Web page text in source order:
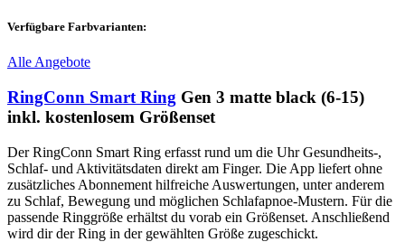
Verfügbare Farbvarianten:
Alle Angebote
RingConn Smart Ring Gen 3 matte black (6-15)
inkl. kostenlosem Größenset
Der RingConn Smart Ring erfasst rund um die Uhr Gesundheits-,
Schlaf- und Aktivitätsdaten direkt am Finger. Die App liefert ohne
zusätzliches Abonnement hilfreiche Auswertungen, unter anderem
zu Schlaf, Bewegung und möglichen Schlafapnoe-Mustern. Für die
passende Ringgröße erhältst du vorab ein Größenset. Anschließend
wird dir der Ring in der gewählten Größe zugeschickt.